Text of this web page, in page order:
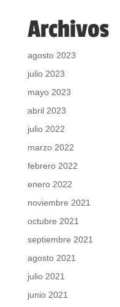
Archivos
agosto 2023
julio 2023
mayo 2023
abril 2023
julio 2022
marzo 2022
febrero 2022
enero 2022
noviembre 2021
octubre 2021
septiembre 2021
agosto 2021
julio 2021
junio 2021